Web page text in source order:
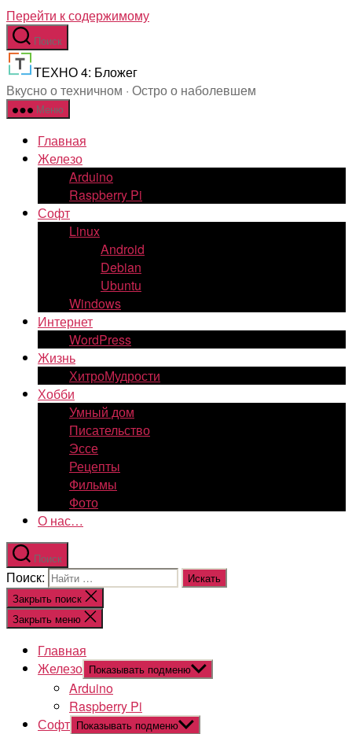
Перейти к содержимому
Поиск
ТЕХНО 4: Бложег
Вкусно о техничном · Остро о наболевшем
Меню
Главная
Железо
Arduino
Raspberry Pi
Софт
Linux
Android
Debian
Ubuntu
Windows
Интернет
WordPress
Жизнь
ХитроМудрости
Хобби
Умный дом
Писательство
Эссе
Рецепты
Фильмы
Фото
О нас…
Поиск
Поиск:
Закрыть поиск
Закрыть меню
Главная
Железо Показывать подменю
Arduino
Raspberry Pi
Софт Показывать подменю